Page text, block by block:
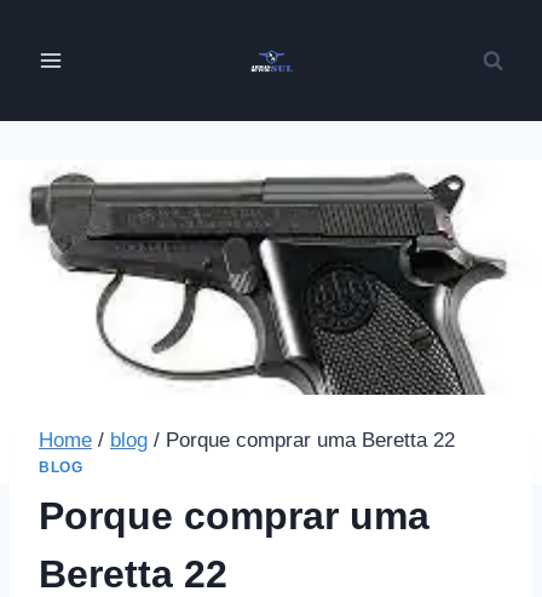
Home / blog / Porque comprar uma Beretta 22
BLOG
Porque comprar uma
Beretta 22